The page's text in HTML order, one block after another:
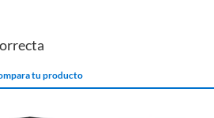
canalizar tus cables de
tu producto